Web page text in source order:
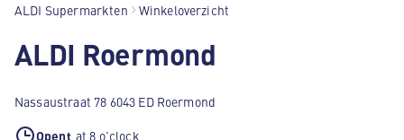
ALDI Supermarkten Winkeloverzicht
ALDI Roermond
Nassaustraat 78 6043 ED Roermond
Opent at 8 o'clock